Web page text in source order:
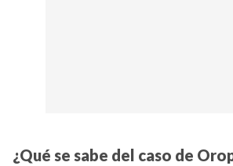
¿Qué se sabe del caso de